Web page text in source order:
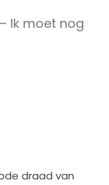
Ik moet nog
draad van